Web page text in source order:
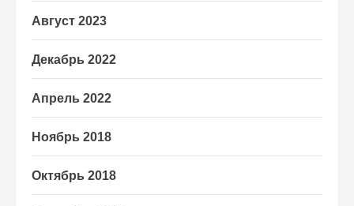
Август 2023
Декабрь 2022
Апрель 2022
Ноябрь 2018
Октябрь 2018